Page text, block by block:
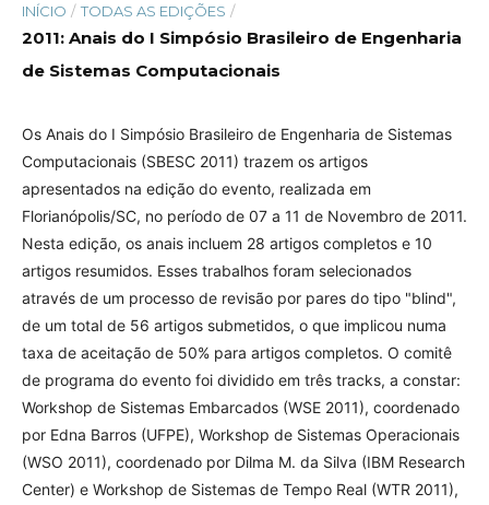
INÍCIO / TODAS AS EDIÇÕES /
2011: Anais do I Simpósio Brasileiro de Engenharia
de Sistemas Computacionais
Os Anais do I Simpósio Brasileiro de Engenharia de Sistemas
Computacionais (SBESC 2011) trazem os artigos
apresentados na edição do evento, realizada em
Florianópolis/SC, no período de 07 a 11 de Novembro de 2011.
Nesta edição, os anais incluem 28 artigos completos e 10
artigos resumidos. Esses trabalhos foram selecionados
através de um processo de revisão por pares do tipo "blind",
de um total de 56 artigos submetidos, o que implicou numa
taxa de aceitação de 50% para artigos completos. O comitê
de programa do evento foi dividido em três tracks, a constar:
Workshop de Sistemas Embarcados (WSE 2011), coordenado
por Edna Barros (UFPE), Workshop de Sistemas Operacionais
(WSO 2011), coordenado por Dilma M. da Silva (IBM Research
Center) e Workshop de Sistemas de Tempo Real (WTR 2011),